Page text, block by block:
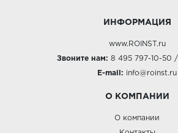
ИНФОРМАЦИЯ
www.ROINST.ru
Звоните нам: 8 495 797-10-50 /
E-mail: info@roinst.ru
О КОМПАНИИ
О компании